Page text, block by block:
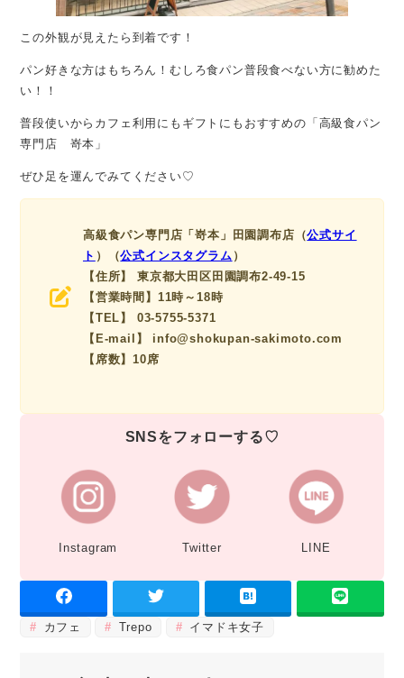
この外観が見えたら到着です！
パン好きな方はもちろん！むしろ食パン普段食べない方に勧めた
い！！
普段使いからカフェ利用にもギフトにもおすすめの「高級食パン
専門店 嵜本」
ぜひ足を運んでみてください♡
高級食パン専門店「嵜本」田園調布店（公式サイ
ト ）（公式インスタグラム ）
【住所】 東京都大田区田園調布2-49-15
【営業時間】11時～18時
【TEL】 03-5755-5371
【E-mail】 info@shokupan-sakimoto.com
【席数】10席
SNSをフォローする♡
Instagram Twitter LINE
カフェ Trepo イマドキ女子